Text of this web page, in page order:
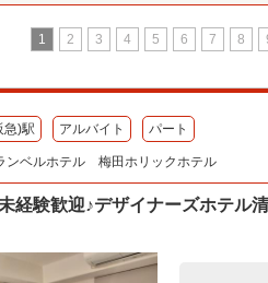
1 2 3 4 5 6 7 8
急)駅 アルバイト パート
ンベルホテル 梅田ホリックホテル
未経験歓迎♪デザイナーズホテ